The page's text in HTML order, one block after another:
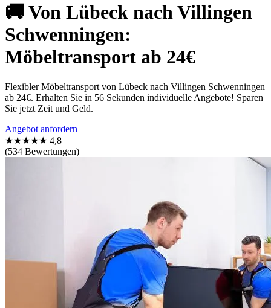
🚚 Von Lübeck nach Villingen
Schwenningen:
Möbeltransport ab 24€
Flexibler Möbeltransport von Lübeck nach Villingen Schwenningen
ab 24€. Erhalten Sie in 56 Sekunden individuelle Angebote! Sparen
Sie jetzt Zeit und Geld.
Angebot anfordern
★★★★★ 4,8
(534 Bewertungen)